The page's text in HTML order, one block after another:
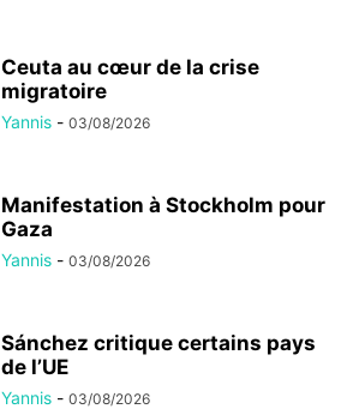
Ceuta au cœur de la crise
migratoire
Yannis - 03/08/2026
Manifestation à Stockholm pour
Gaza
Yannis - 03/08/2026
Sánchez critique certains pays
de l’UE
Yannis - 03/08/2026